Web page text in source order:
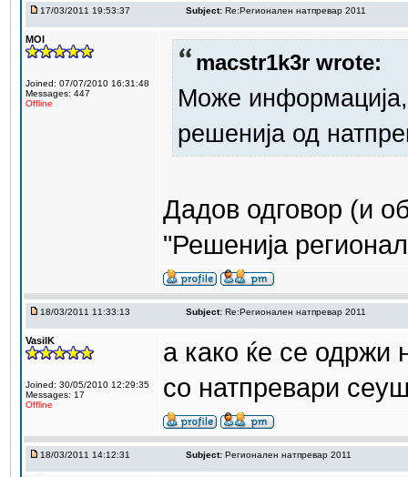
17/03/2011 19:53:37 Subject: Re:Регионален натпревар 2011
MOI
Joined: 07/07/2010 16:31:48
Messages: 447
Offline
macstr1k3r wrote:
Може информација,
решенија од
Дадов одговор (и
"Решенија
18/03/2011 11:33:13 Subject: Re:Регионален натпревар 2011
VasilK
Joined: 30/05/2010 12:29:35
Messages: 17
Offline
а како ќе се одржи
со натпревари
18/03/2011 14:12:31 Subject: Регионален натпревар 2011